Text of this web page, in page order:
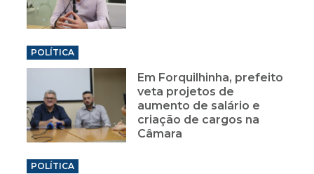
POLÍTICA
Em Forquilhinha, prefeito
veta projetos de
aumento de salário e
criação de cargos na
Câmara
POLÍTICA